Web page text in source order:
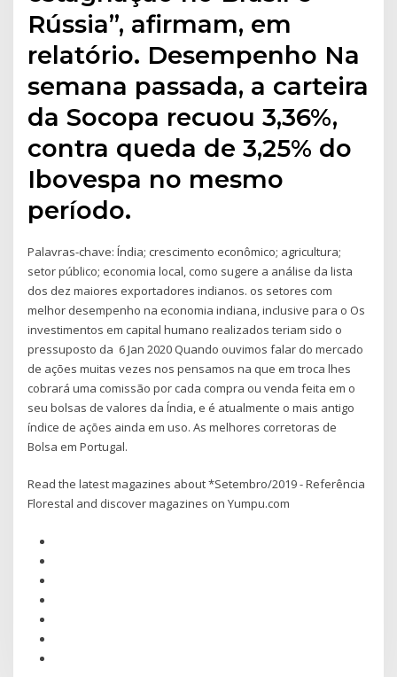
Rússia”, afirmam, em
relatório. Desempenho Na
semana passada, a carteira
da Socopa recuou 3,36%,
contra queda de 3,25% do
Ibovespa no mesmo
período.
Palavras-chave: Índia; crescimento econômico; agricultura;
setor público; economia local, como sugere a análise da lista
dos dez maiores exportadores indianos. os setores com
melhor desempenho na economia indiana, inclusive para o Os
investimentos em capital humano realizados teriam sido o
pressuposto da 6 Jan 2020 Quando ouvimos falar do mercado
de ações muitas vezes nos pensamos na que em troca lhes
cobrará uma comissão por cada compra ou venda feita em o
seu bolsas de valores da Índia, e é atualmente o mais antigo
índice de ações ainda em uso. As melhores corretoras de
Bolsa em Portugal.
Read the latest magazines about *Setembro/2019 - Referência
Florestal and discover magazines on Yumpu.com